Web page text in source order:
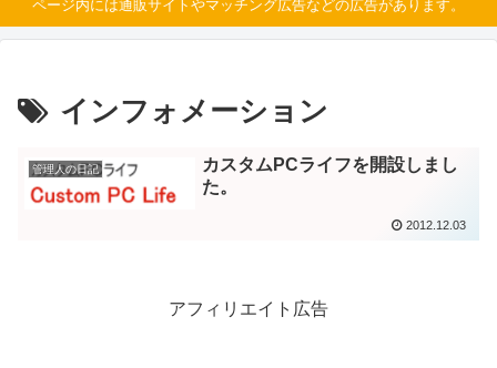
ページ内には通販サイトやマッチング広告などの広告があります。
インフォメーション
管理人の日記
カスタムPCライフを開設しまし
た。
2012.12.03
アフィリエイト広告